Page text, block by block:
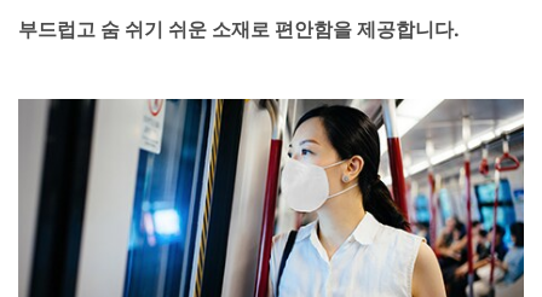
부드럽고 숨 쉬기 쉬운 소재로 편안함을 제공합니다.